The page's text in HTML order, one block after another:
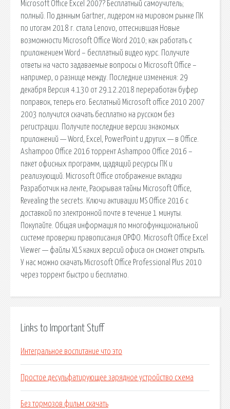
Microsoft Office Excel 2007? Бесплатный самоучитель;
полный. По данным Gartner, лидером на мировом рынке ПК
по итогам 2018 г. стала Lenovo, оттеснившая Новые
возможности Microsoft Office Word 2010; как работать с
приложением Word – бесплатный видео курс. Получите
ответы на часто задаваемые вопросы о Microsoft Office –
например, о разнице между. Последние изменения: 29
декабря Версия 4.130 от 29.12.2018 переработан буфер
поправок, теперь его. Беслатный Microsoft office 2010 2007
2003 получится скачать бесплатно на русском без
регистрации. Получите последние версии знакомых
приложений — Word, Excel, PowerPoint и других — в Office.
Ashampoo Office 2016 торрент Ashampoo Office 2016 –
пакет офисных программ, щадящий ресурсы ПК и
реализующий. Microsoft Office отображение вкладки
Разработчик на ленте, Раскрывая тайны Microsoft Office,
Revealing the secrets. Ключи активации MS Office 2016 с
доставкой по электронной почте в течение 1 минуты.
Покупайте. Общая информация по многофункциональной
системе проверки правописания ОРФО. Microsoft Office Excel
Viewer — файлы XLS каких версий офиса он сможет открыть.
У нас можно скачать Microsoft Office Professional Plus 2010
через торрент быстро и бесплатно.
Links to Important Stuff
Интегральное воспитание что это
Простое десульфатирующее зарядное устройство схема
Без тормозов фильм скачать